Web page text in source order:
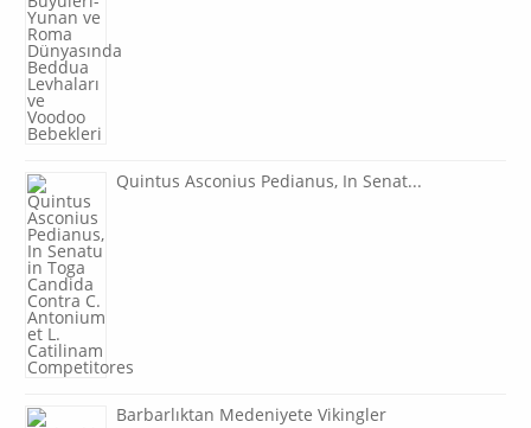
Quintus Asconius Pedianus, In Senat...
Barbarlıktan Medeniyete Vikingler